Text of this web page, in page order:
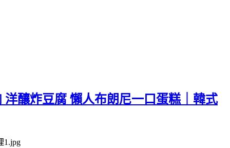
釀炸豆腐 懶人布朗尼一口蛋糕｜韓式